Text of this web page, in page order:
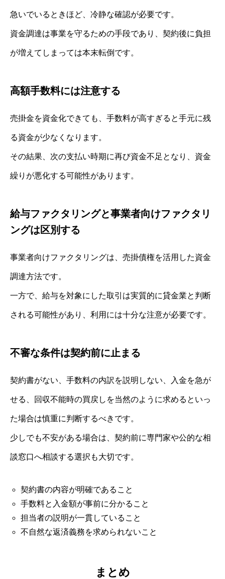
急いでいるときほど、冷静な確認が必要です。
資金調達は事業を守るための手段であり、契約後に負担
が増えてしまっては本末転倒です。
高額手数料には注意する
売掛金を資金化できても、手数料が高すぎると手元に残
る資金が少なくなります。
その結果、次の支払い時期に再び資金不足となり、資金
繰りが悪化する可能性があります。
給与ファクタリングと事業者向けファクタリ
ングは区別する
事業者向けファクタリングは、売掛債権を活用した資金
調達方法です。
一方で、給与を対象にした取引は実質的に貸金業と判断
される可能性があり、利用には十分な注意が必要です。
不審な条件は契約前に止まる
契約書がない、手数料の内訳を説明しない、入金を急が
せる、回収不能時の買戻しを当然のように求めるといっ
た場合は慎重に判断するべきです。
少しでも不安がある場合は、契約前に専門家や公的な相
談窓口へ相談する選択も大切です。
契約書の内容が明確であること
手数料と入金額が事前に分かること
担当者の説明が一貫していること
不自然な返済義務を求められないこと
まとめ